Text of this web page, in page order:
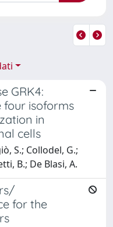
GRK4:
four isoforms
in
cells
S.; Collodel, G.;
B.; De Blasi, A.
for the